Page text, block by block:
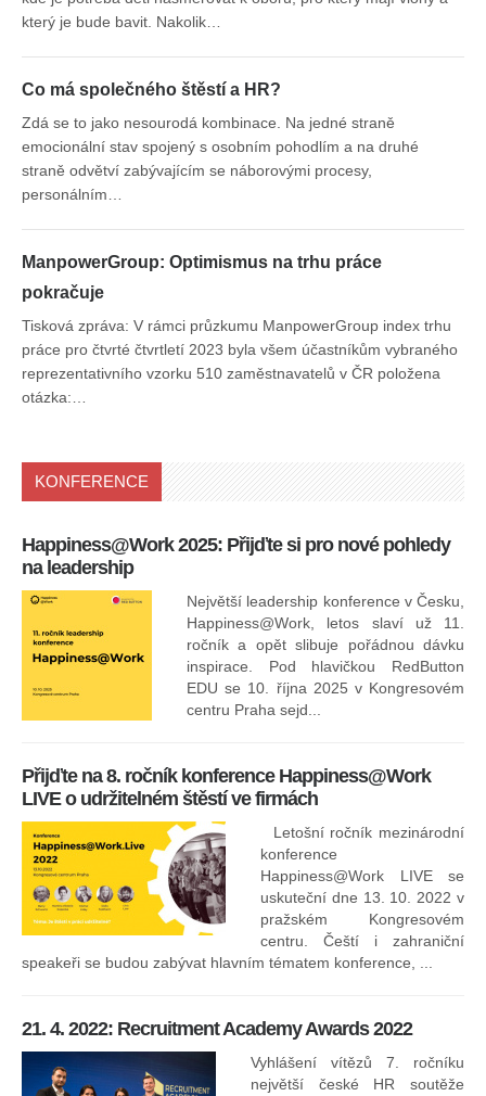
který je bude bavit. Nakolik…
Co má společného štěstí a HR?
Zdá se to jako nesourodá kombinace. Na jedné straně
emocionální stav spojený s osobním pohodlím a na druhé
straně odvětví zabývajícím se náborovými procesy,
personálním…
ManpowerGroup: Optimismus na trhu práce
pokračuje
Tisková zpráva: V rámci průzkumu ManpowerGroup index trhu
práce pro čtvrté čtvrtletí 2023 byla všem účastníkům vybraného
reprezentativního vzorku 510 zaměstnavatelů v ČR položena
otázka:…
KONFERENCE
Happiness@Work 2025: Přijďte si pro nové pohledy
na leadership
Největší leadership konference v Česku,
Happiness@Work, letos slaví už 11.
ročník a opět slibuje pořádnou dávku
inspirace. Pod hlavičkou RedButton
EDU se 10. října 2025 v Kongresovém
centru Praha sejd...
Přijďte na 8. ročník konference Happiness@Work
LIVE o udržitelném štěstí ve firmách
Letošní ročník mezinárodní
konference
Happiness@Work LIVE se
uskuteční dne 13. 10. 2022 v
pražském Kongresovém
centru. Čeští i zahraniční
speakeři se budou zabývat hlavním tématem konference, ...
21. 4. 2022: Recruitment Academy Awards 2022
Vyhlášení vítězů 7. ročníku
největší české HR soutěže